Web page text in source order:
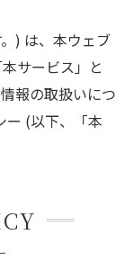
) は、本ウェブ
サービス」と
報の取扱いにつ
ー (以下、「本